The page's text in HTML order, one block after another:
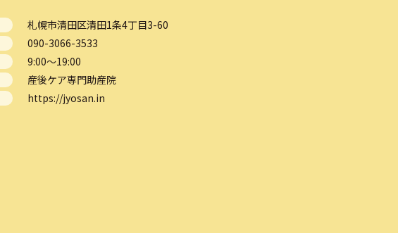
札幌市清田区清田1条4丁目3-60
090-3066-3533
9:00～19:00
産後ケア専門助産院
https://jyosan.in